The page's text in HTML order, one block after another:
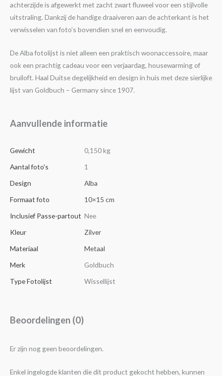
achterzijde is afgewerkt met zacht zwart fluweel voor een stijlvolle
uitstraling. Dankzij de handige draaiveren aan de achterkant is het
verwisselen van foto’s bovendien snel en eenvoudig.
De Alba fotolijst is niet alleen een praktisch woonaccessoire, maar
ook een prachtig cadeau voor een verjaardag, housewarming of
bruiloft. Haal Duitse degelijkheid en design in huis met deze sierlijke
lijst van Goldbuch – Germany since 1907.
Aanvullende informatie
Gewicht
0,150 kg
Aantal foto's
1
Design
Alba
Formaat foto
10×15 cm
Inclusief Passe-partout Nee
Kleur
Zilver
Materiaal
Metaal
Merk
Goldbuch
Type Fotolijst
Wissellijst
Beoordelingen (0)
Er zijn nog geen beoordelingen.
Enkel ingelogde klanten die dit product gekocht hebben, kunnen